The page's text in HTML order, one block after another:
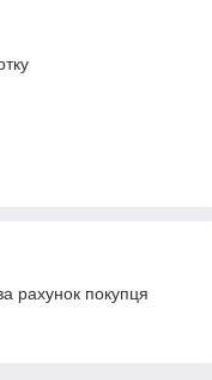
рахунок покупця